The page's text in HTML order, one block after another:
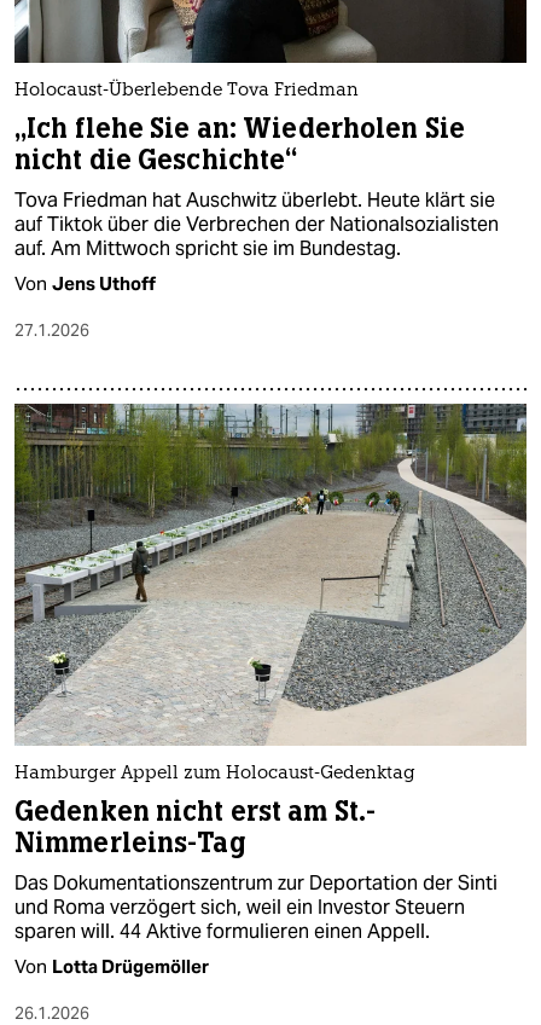
Holocaust-Überlebende Tova Friedman
„Ich flehe Sie an: Wiederholen Sie
nicht die Geschichte“
Tova Friedman hat Auschwitz überlebt. Heute klärt sie
auf Tiktok über die Verbrechen der Nationalsozialisten
auf. Am Mittwoch spricht sie im Bundestag.
Von Jens Uthoff
27.1.2026
Hamburger Appell zum Holocaust-Gedenktag
Gedenken nicht erst am St.-
Nimmerleins-Tag
Das Dokumentationszentrum zur Deportation der Sinti
und Roma verzögert sich, weil ein Investor Steuern
sparen will. 44 Aktive formulieren einen Appell.
Von Lotta Drügemöller
26.1.2026